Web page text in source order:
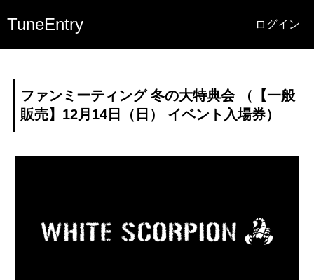
TuneEntry ログイン
ファンミーティング 冬の大特典会 （【一般
販売】12月14日（日） イベント入場券）